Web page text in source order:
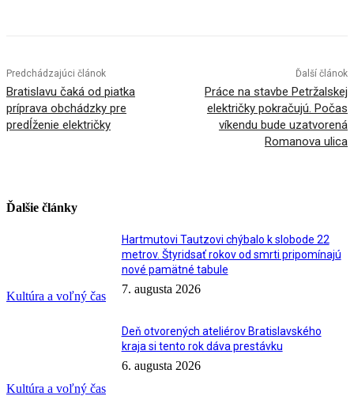
Predchádzajúci článok
Bratislavu čaká od piatka
príprava obchádzky pre
predĺženie električky
Ďalší článok
Práce na stavbe Petržalskej
električky pokračujú. Počas
víkendu bude uzatvorená
Romanova ulica
Ďalšie články
Kultúra a voľný čas
Hartmutovi Tautzovi chýbalo k slobode 22
metrov. Štyridsať rokov od smrti pripomínajú
nové pamätné tabule
7. augusta 2026
Kultúra a voľný čas
Deň otvorených ateliérov Bratislavského
kraja si tento rok dáva prestávku
6. augusta 2026